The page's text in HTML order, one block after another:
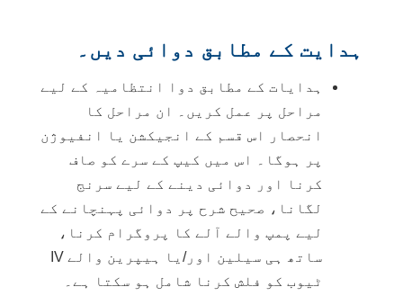
ہدایت کے مطابق دوائی دیں۔
ہدایات کے مطابق دوا انتظامیہ کے لیے
مراحل پر عمل کریں۔ ان مراحل کا
انحصار اس قسم کے انجیکشن یا انفیوژن
پر ہوگا۔ اس میں کیپ کے سرے کو صاف
کرنا اور دوائی دینے کے لیے سرنج
لگانا، صحیح شرح پر دوائی پہنچانے کے
لیے پمپ والے آلے کا پروگرام کرنا،
ساتھ ہی سیلین اور/یا ہیپرین والے IV
ٹیوب کو فلش کرنا شامل ہو سکتا ہے۔